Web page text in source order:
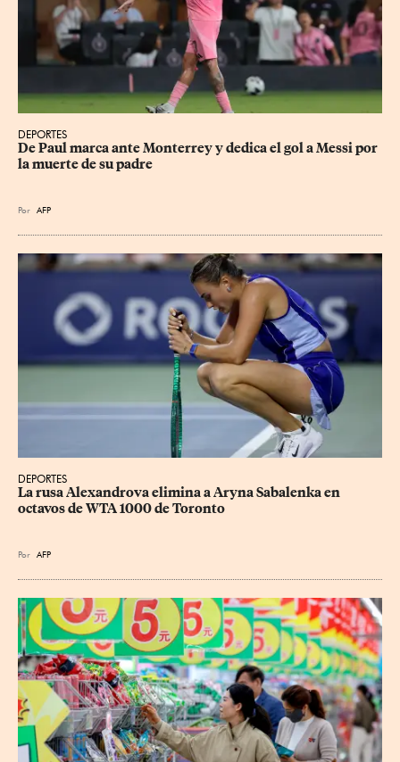
DEPORTES
De Paul marca ante Monterrey y dedica el gol a Messi por
la muerte de su padre
Por AFP
DEPORTES
La rusa Alexandrova elimina a Aryna Sabalenka en
octavos de WTA 1000 de Toronto
Por AFP